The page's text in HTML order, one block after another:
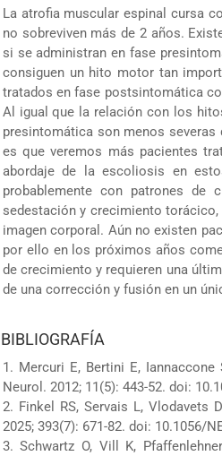
La atrofia muscular espinal cursa
no sobreviven más de 2 años.
si se administran en fase
consiguen un hito motor tan
tratados en fase postsintomática
Al igual que la relación con los
presintomática son menos
es que veremos más pacientes
abordaje de la escoliosis en
probablemente con patrones de
sedestación y crecimiento
imagen corporal. Aún no existen
por ello en los próximos años
de crecimiento y requieren una
de una corrección y fusión en un
BIBLIOGRAFÍA
1. Mercuri E, Bertini E,
Neurol. 2012; 11(5): 443-52. doi:
2. Finkel RS, Servais L, Vlodavets
2025; 393(7): 671-82. doi: 10.1056/
3. Schwartz O, Vill K,